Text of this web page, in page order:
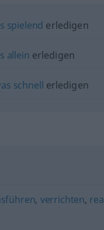
spielend erledigen
allein erledigen
schnell erledigen
, verrichten,